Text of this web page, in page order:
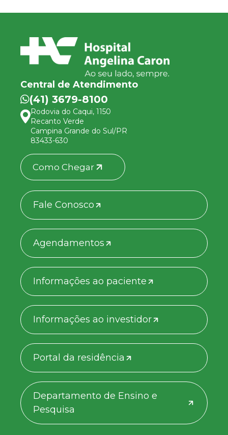
Central de Atendimento
(41) 3679-8100
Rodovia do Caqui, 1150
Recanto Verde
Campina Grande do Sul/PR
83433-630
Como Chegar
Fale Conosco
Agendamentos
Informações ao paciente
Informações ao investidor
Portal da residência
Departamento de Ensino e
Pesquisa